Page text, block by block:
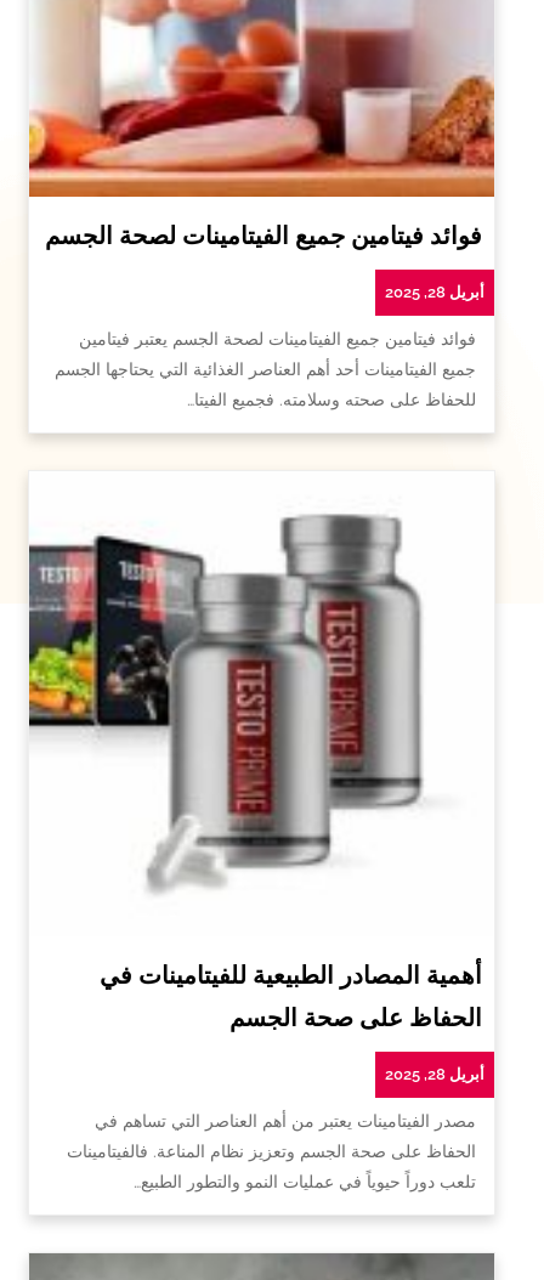
فوائد فيتامين جميع الفيتامينات لصحة الجسم
أبريل 28, 2025
فوائد فيتامين جميع الفيتامينات لصحة الجسم يعتبر فيتامين
جميع الفيتامينات أحد أهم العناصر الغذائية التي يحتاجها الجسم
للحفاظ على صحته وسلامته. فجميع الفيتا…
أهمية المصادر الطبيعية للفيتامينات في
الحفاظ على صحة الجسم
أبريل 28, 2025
مصدر الفيتامينات يعتبر من أهم العناصر التي تساهم في
الحفاظ على صحة الجسم وتعزيز نظام المناعة. فالفيتامينات
تلعب دوراً حيوياً في عمليات النمو والتطور الطبيع…